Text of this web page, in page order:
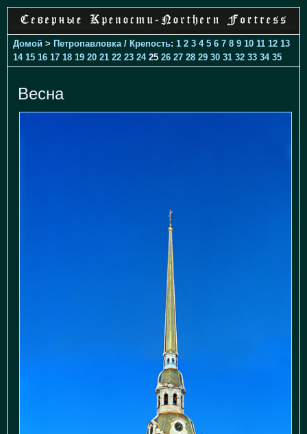
Домой > Петропавловка / Крепость: 1 2 3 4 5 6 7 8 9 10 11 12 13
14 15 16 17 18 19 20 21 22 23 2425 26 27 28 29 30 31 32 33 34 35
Весна